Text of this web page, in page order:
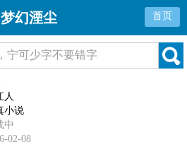
梦幻湮尘 首页
人
小说
中
02-08